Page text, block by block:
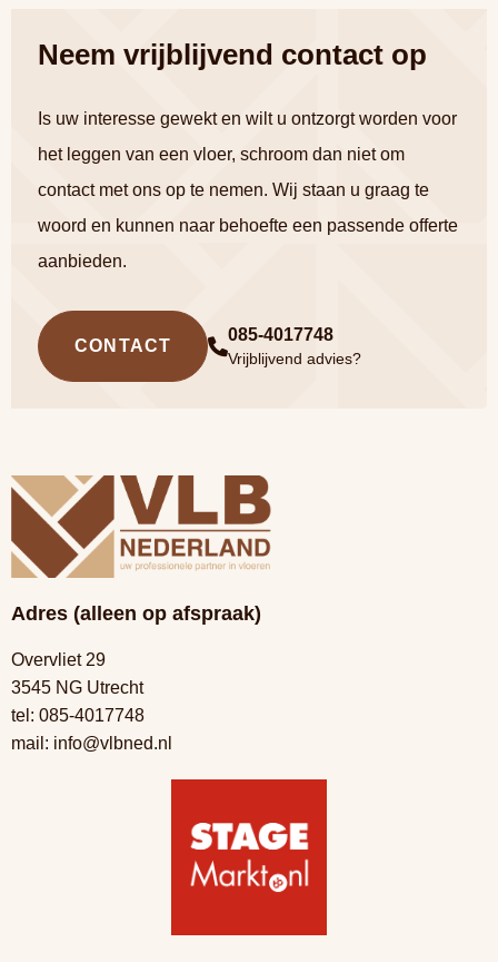
Neem vrijblijvend contact op
Is uw interesse gewekt en wilt u ontzorgt worden voor
het leggen van een vloer, schroom dan niet om
contact met ons op te nemen. Wij staan u graag te
woord en kunnen naar behoefte een passende offerte
aanbieden.
CONTACT
085-4017748
Vrijblijvend advies?
Adres (alleen op afspraak)
Overvliet 29
3545 NG Utrecht
tel: 085-4017748
mail: info@vlbned.nl